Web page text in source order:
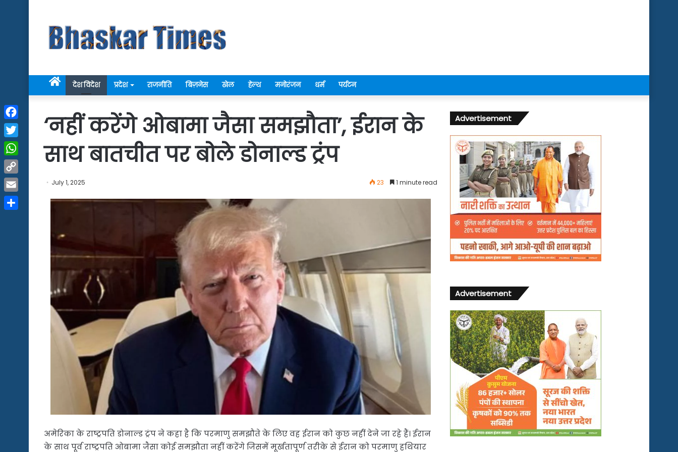
Homeदेश विदेश प्रदेश राजनीति बिज़नेस खेल हेल्थ मनोरंजन धर्म पर्यटन
‘नहीं करेंगे ओबामा जैसा समझौता’, ईरान के
साथ बातचीत पर बोले डोनाल्ड ट्रंप
July 1, 2025 23 1 minute read
अमेरिका के राष्ट्रपति डोनाल्ड ट्रंप ने कहा है कि परमाणु समझौते के लिए वह ईरान को कुछ नहीं देने जा रहे हैं। ईरान
के साथ पूर्व राष्ट्रपति ओबामा जैसा कोई समझौता नहीं करेंगे जिसमें मूर्खतापूर्ण तरीके से ईरान को परमाणु हथियार
Advertisement
Advertisement
Facebook
Twitter
WhatsApp
Copy
Link
Email